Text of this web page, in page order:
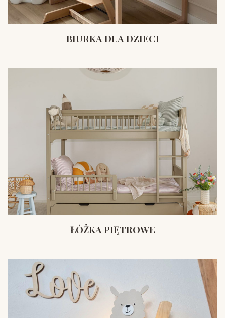
BIURKA DLA DZIECI
ŁÓŻKA PIĘTROWE